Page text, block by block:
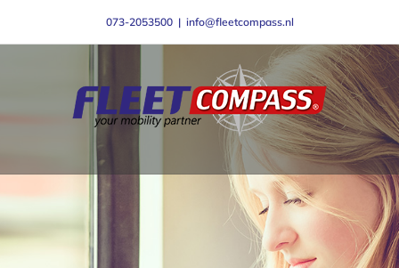
naar
073-2053500 | info@fleetcompass.nl